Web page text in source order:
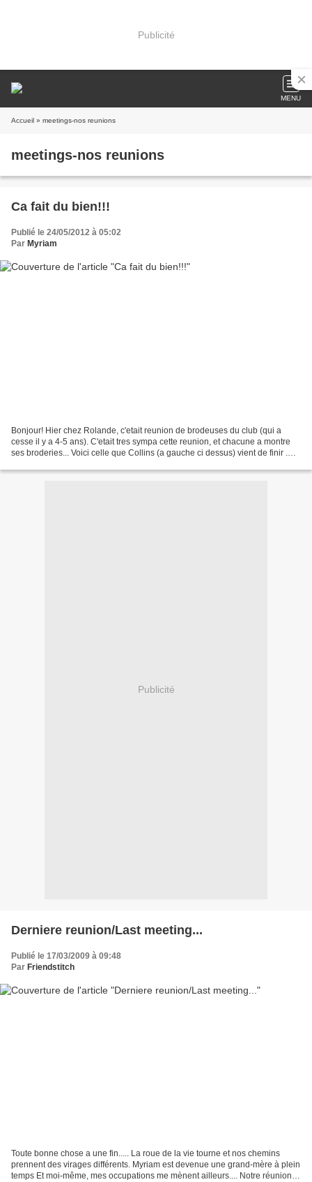
Publicité
MENU
Accueil » meetings-nos reunions
meetings-nos reunions
Ca fait du bien!!!
Publié le 24/05/2012 à 05:02
Par Myriam
Bonjour! Hier chez Rolande, c'etait reunion de brodeuses du club (qui a
cesse il y a 4-5 ans). C'etait tres sympa cette reunion, et chacune a montre
ses broderies... Voici celle que Collins (a gauche ci dessus) vient de finir .
Publicité
Derniere reunion/Last meeting...
Publié le 17/03/2009 à 09:48
Par Friendstitch
Toute bonne chose a une fin..... La roue de la vie tourne et nos chemins
prennent des virages différents. Myriam est devenue une grand-mère à plein
temps Et moi-même, mes occupations me mènent ailleurs.... Notre réunion